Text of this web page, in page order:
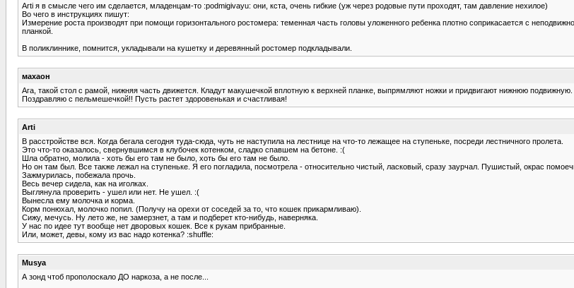
Arti я в смысле чего им сделается, младенцам-то :podmigivayu: они, кста, очень гибкие (уж через родовые пути проходят, там давление нехилое)
Во чего в инструкциях пишут:
Измерение роста производят при помощи горизонтального ростомера: теменная часть головы уложенного ребенка плотно соприкасается с
планкой.
В поликлиннике, помнится, укладывали на кушетку и деревянный ростомер подкладывали.
махаон
Ага, такой стол с рамой, нижняя часть движется. Кладут макушечкой вплотную к верхней планке, выпрямляют ножки и придвигают нижнюю подвижную.
Поздравляю с пельмешечкой!! Пусть растет здоровенькая и счастливая!
Arti
В расстройстве вся. Когда бегала сегодня туда-сюда, чуть не наступила на лестнице на что-то лежащее на ступеньке, посреди лестничного пролета.
Это что-то оказалось, свернувшимся в клубочек котенком, сладко спавшем на бетоне. :(
Шла обратно, молила - хоть бы его там не было, хоть бы его там не было.
Но он там был. Все также лежал на ступеньке. Я его погладила, посмотрела - относительно чистый, ласковый, сразу заурчал. Пушистый, окрас
Зажмурилась, побежала прочь.
Весь вечер сидела, как на иголках.
Выглянула проверить - ушел или нет. Не ушел. :(
Вынесла ему молочка и корма.
Корм понюхал, молочко попил. (Получу на орехи от соседей за то, что кошек прикармливаю).
Сижу, мечусь. Ну лето же, не замерзнет, а там и подберет кто-нибудь, наверняка.
У нас по идее тут вообще нет дворовых кошек. Все к рукам прибранные.
Или, может, девы, кому из вас надо котенка? :shuffle:
Musya
А зонд чтоб прополоскало ДО наркоза, а не после...